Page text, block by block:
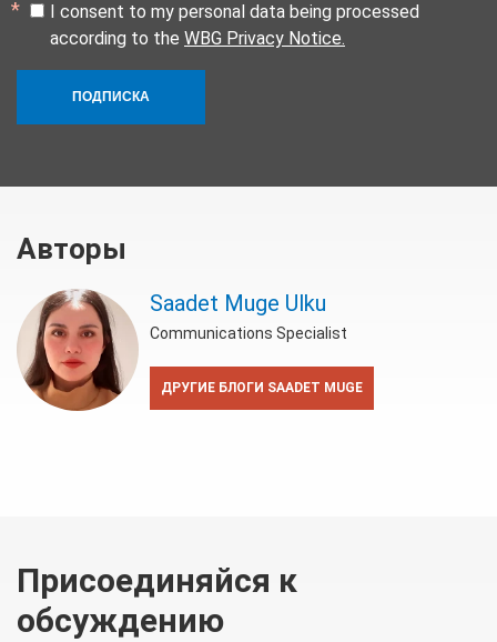
I consent to my personal data being processed
according to the WBG Privacy Notice.
ПОДПИСКА
Авторы
Saadet Muge Ulku
Communications Specialist
ДРУГИЕ БЛОГИ SAADET MUGE
Присоединяйся к
обсуждению